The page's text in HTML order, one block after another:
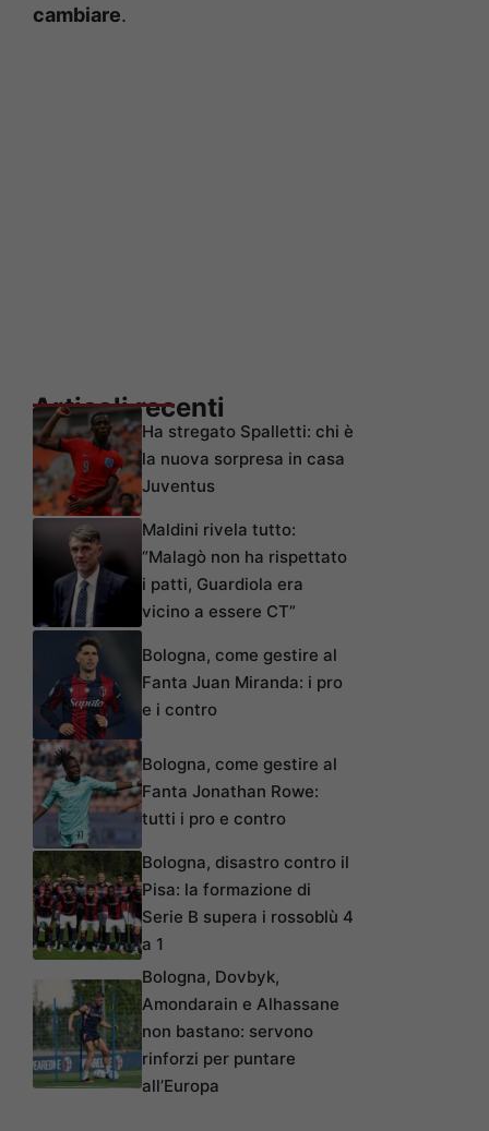
cambiare.
Articoli recenti
Ha stregato Spalletti: chi è
la nuova sorpresa in casa
Juventus
Maldini rivela tutto:
“Malagò non ha rispettato
i patti, Guardiola era
vicino a essere CT”
Bologna, come gestire al
Fanta Juan Miranda: i pro
e i contro
Bologna, come gestire al
Fanta Jonathan Rowe:
tutti i pro e contro
Bologna, disastro contro il
Pisa: la formazione di
Serie B supera i rossoblù 4
a 1
Bologna, Dovbyk,
Amondarain e Alhassane
non bastano: servono
rinforzi per puntare
all’Europa